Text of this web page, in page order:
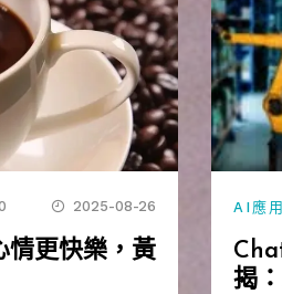
2025-08-26
情更快樂，黃
AI應用
揭